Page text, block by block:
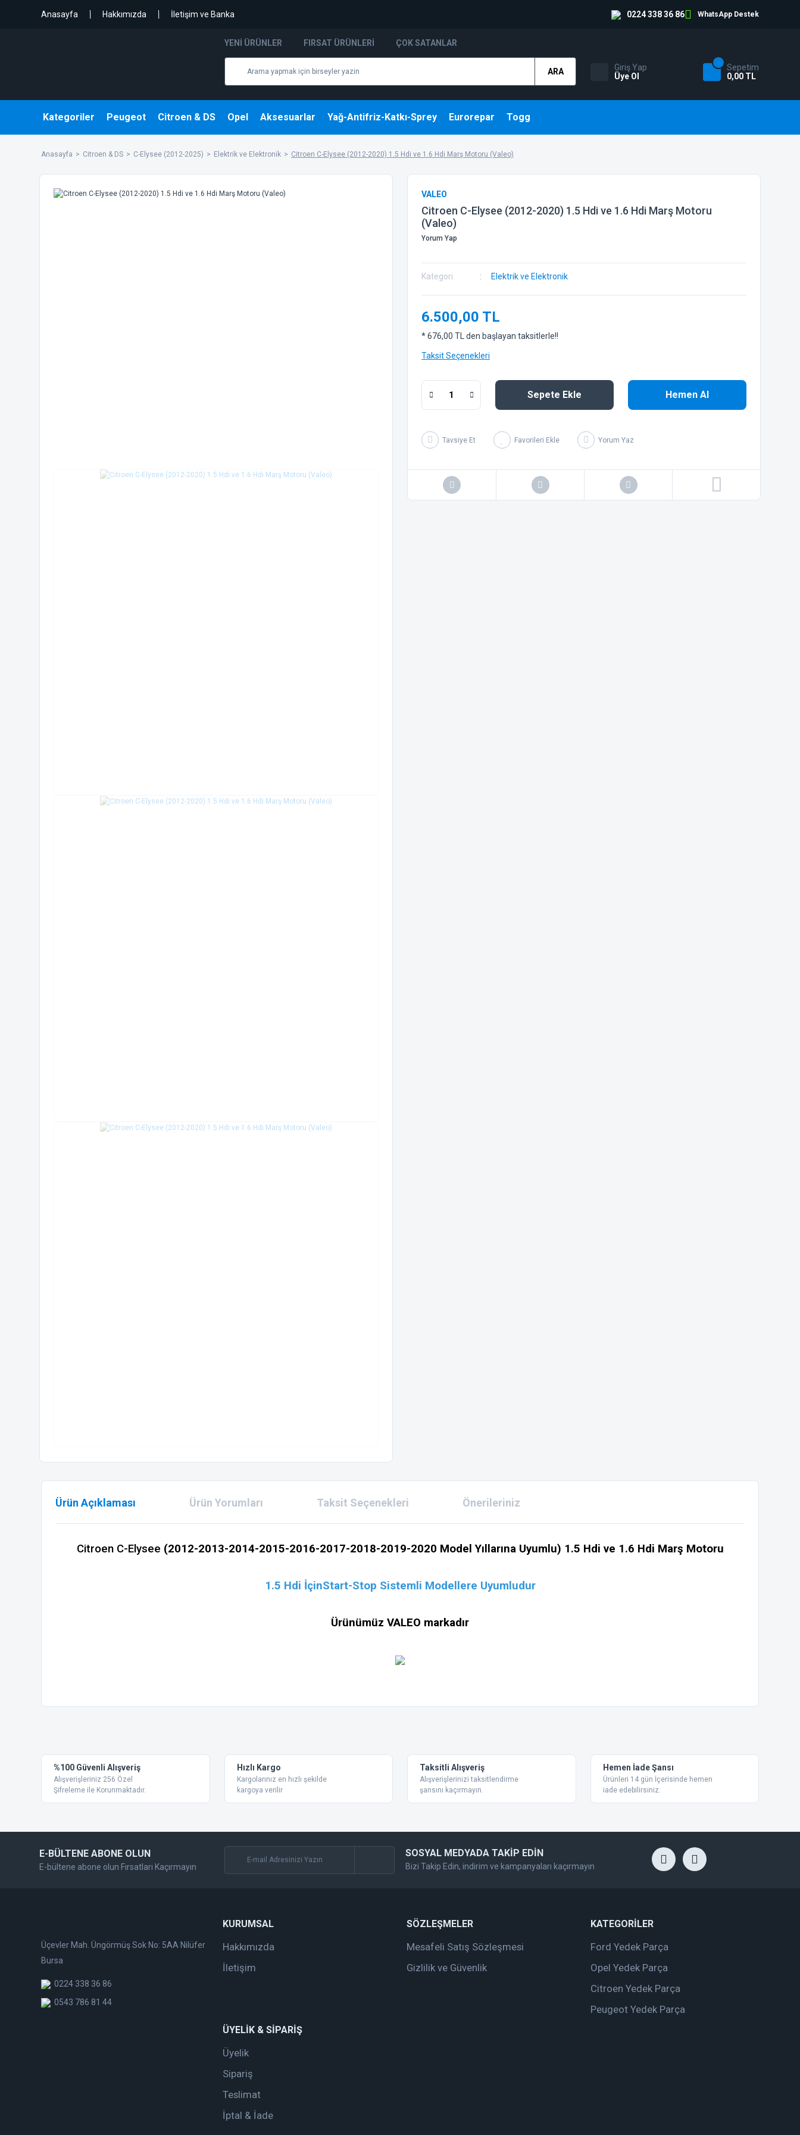
Anasayfa Hakkımızda İletişim ve Banka 0224 338 36 86 WhatsApp Destek
YENI ÜRÜNLER FIRSAT ÜRÜNLERI ÇOK SATANLAR
ARA
Giriş Yap
Üye Ol
Sepetim
0,00 TL
Kategoriler Peugeot Citroen & DS Opel Aksesuarlar Yağ-Antifriz-Katkı-Sprey Eurorepar Togg
Anasayfa Citroen & DS C-Elysee (2012-2025) Elektrik ve Elektronik Citroen C-Elysee (2012-2020) 1.5 Hdi ve 1.6 Hdi Marş Motoru (Valeo)
VALEO
Citroen C-Elysee (2012-2020) 1.5 Hdi ve 1.6 Hdi Marş Motoru
(Valeo)
Yorum Yap
Kategori Elektrik ve Elektronik
6.500,00 TL
* 676,00 TL den başlayan taksitlerle!!
Taksit Seçenekleri
Sepete Ekle Hemen Al
Tavsiye Et Yorum Yaz
Ürün Açıklaması Ürün Yorumları Taksit Seçenekleri Önerileriniz
Citroen C-Elysee (2012-2013-2014-2015-2016-2017-2018-2019-2020 Model Yıllarına Uyumlu) 1.5 Hdi ve 1.6 Hdi Marş Motoru
1.5 Hdi İçinStart-Stop Sistemli Modellere Uyumludur
Ürünümüz VALEO markadır
Ürün resmi kalitesiz, bozuk veya görüntülenemiyor.
Ürün açıklamasında eksik bilgiler bulunuyor.
Ürün bilgilerinde hatalar bulunuyor.
Ürün fiyatı diğer sitelerden daha pahalı.
%100 Güvenli Alışveriş
Alışverişleriniz 256 Özel
Şifreleme ile Korunmaktadır.
Hızlı Kargo
Kargolarınız en hızlı şekilde
kargoya verilir
Taksitli Alışveriş
Alışverişlerinizi taksitlendirme
şansını kaçırmayın.
Hemen İade Şansı
Ürünleri 14 gün İçerisinde hemen
iade edebilirsiniz.
E-BÜLTENE ABONE OLUN
E-bültene abone olun Fırsatları Kaçırmayın
SOSYAL MEDYADA TAKİP EDİN
Bizi Takip Edin, indirim ve kampanyaları kaçırmayın
Üçevler Mah. Üngörmüş Sok No: 5AA Nilüfer
Bursa
0224 338 36 86
0543 786 81 44
KURUMSAL
Hakkımızda
İletişim
SÖZLEŞMELER
Mesafeli Satış Sözleşmesi
Gizlilik ve Güvenlik
KATEGORİLER
Ford Yedek Parça
Opel Yedek Parça
Citroen Yedek Parça
Peugeot Yedek Parça
ÜYELİK & SİPARİŞ
Üyelik
Sipariş
Teslimat
İptal & İade